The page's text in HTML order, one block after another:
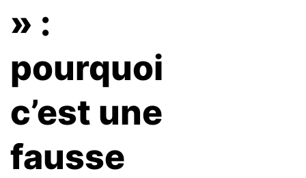
» :
pourquoi
c’est une
fausse